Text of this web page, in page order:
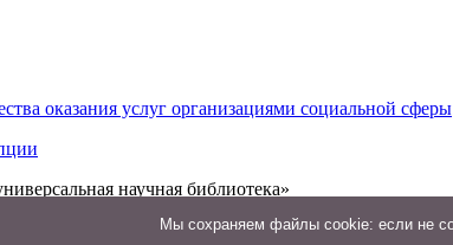
оказания услуг организациями социальной сферы
научная библиотека»
Мы cохраняем файлы cookie: если не